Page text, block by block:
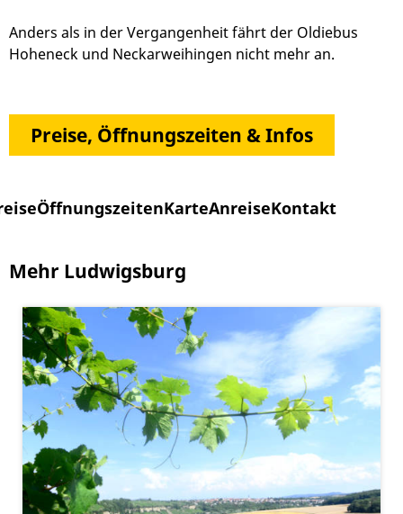
Anders als in der Vergangenheit fährt der Oldiebus
Hoheneck und Neckarweihingen nicht mehr an.
Preise, Öffnungszeiten & Infos
ÖffnungszeitenKarteAnreiseKontakt
Mehr Ludwigsburg